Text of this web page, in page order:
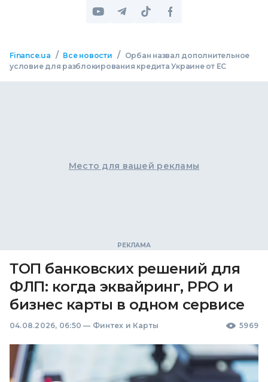
Finance.ua / Все новости /
Орбан назвал дополнительное
условие для разблокирования кредита Украине от ЕС
Место для вашей рекламы
ТОП банковских решений для
ФЛП: когда эквайринг, РРО и
бизнес карты в одном сервисе
04.08.2026, 06:50 — Финтех и Карты 5969